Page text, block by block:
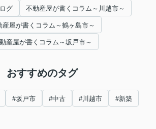
グ 不動産屋が書くコラム～川越市～
産屋が書くコラム～鶴ヶ島市～
産屋が書くコラム～坂戸市～
おすすめのタグ
#坂戸市 #中古 #川越市 #新築